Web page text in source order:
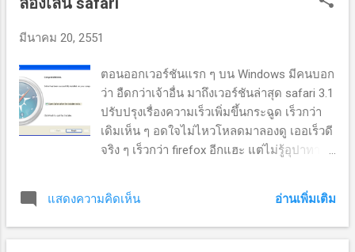
มีนาคม 20, 2551
ตอนออกเวอร์ชันแรก ๆ บน Windows มีคนบอก
ว่า อืดกว่าเจ้าอื่น มาถึงเวอร์ชันล่าสุด safari 3.1
ปรับปรุงเรื่องความเร็วเพิ่มขึ้นกระฉูด เร็วกว่า
เดิมเห็น ๆ อดใจไม่ไหวโหลดมาลองดู เออเร็วดี
จริง ๆ เร็วกว่า firefox อีกแฮะ แต่ไม่รู้อุปาทาน
ว่าเร็วขึ้นจริง ๆ สนใจไปโหลดมาเล่นดู
นอกจากความสวยงาม ตามสไตล์ Mac แล้ว ยัง
ได้ความเร็วในการเรียกดูเน็ตดีขึ้นอีกต่างหาก
แสดงความคิดเห็น อ่านเพิ่มเติม